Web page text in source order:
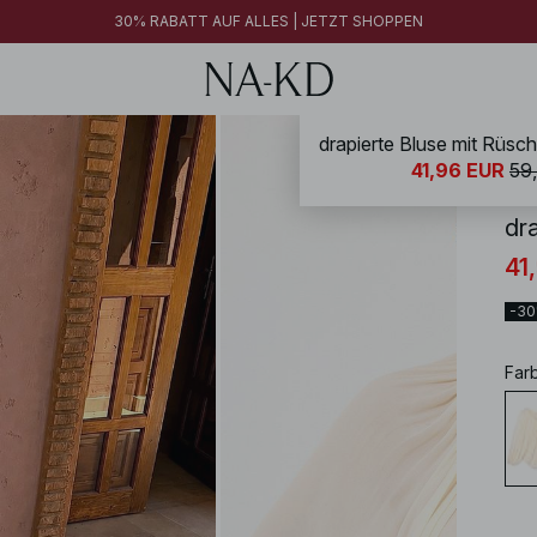
30% RABATT AUF ALLES | JETZT SHOPPEN
NA-
-
drapierte Bluse mit
41,96 EUR